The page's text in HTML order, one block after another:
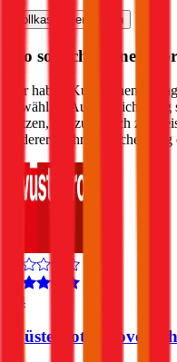
Vollkasko berechnen
Wo soll ich meinen
Wir haben Kund:innen
gewählten
nutzen, um zusätzlich zu
anderer in Ihre Entscheidung
4,4
Wüstenrot